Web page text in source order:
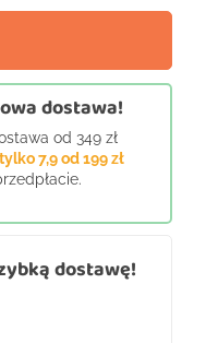
dostawa!
od 349 zł
7,9 od 199 zł
dostawę!